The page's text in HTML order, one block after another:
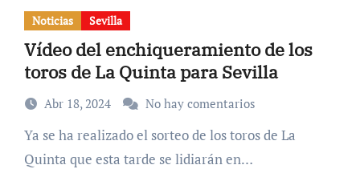
Noticias Sevilla
Vídeo del enchiqueramiento de los
toros de La Quinta para Sevilla
Abr 18, 2024 No hay comentarios
Ya se ha realizado el sorteo de los toros de La
Quinta que esta tarde se lidiarán en…